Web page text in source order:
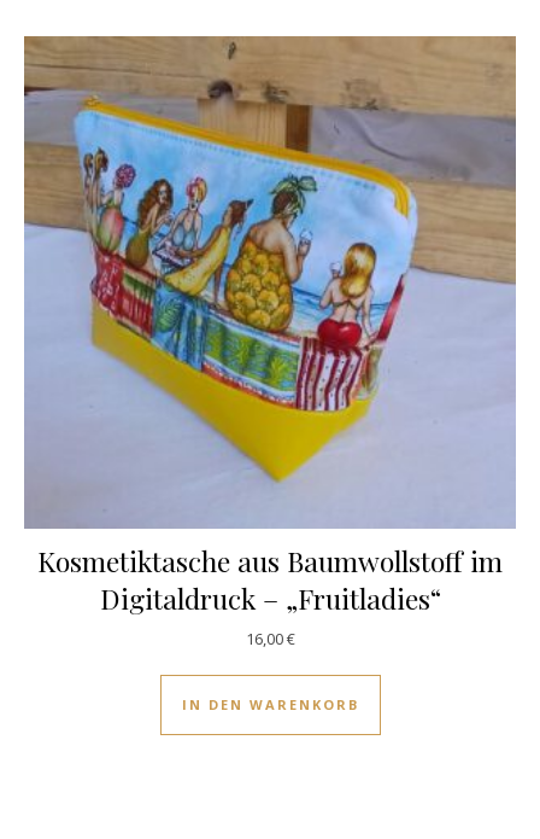
Kosmetiktasche aus Baumwollstoff im
Digitaldruck – „Fruitladies“
16,00€
IN DEN WARENKORB